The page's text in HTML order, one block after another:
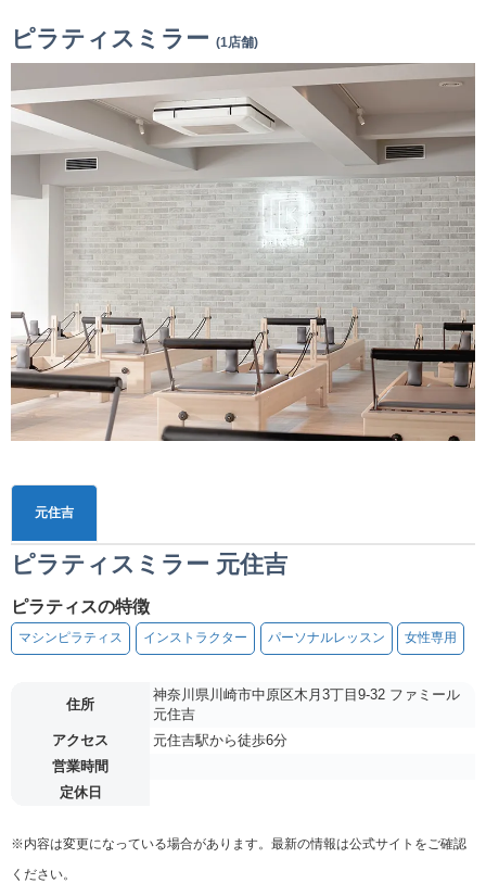
ピラティスミラー (1店舗)
元住吉
ピラティスミラー 元住吉
ピラティスの特徴
マシンピラティス インストラクター パーソナルレッスン 女性専用
住所
神奈川県川崎市中原区木月3丁目9-32 ファミール
元住吉
アクセス
元住吉駅から徒歩6分
営業時間
定休日
※内容は変更になっている場合があります。最新の情報は公式サイトをご確認
ください。